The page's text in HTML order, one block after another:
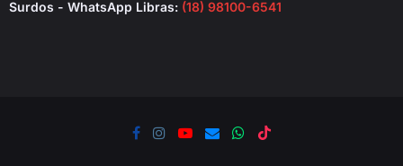
Surdos - WhatsApp Libras: (18) 98100-6541